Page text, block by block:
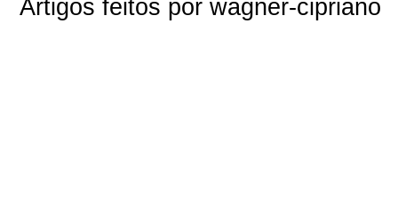
Artigos feitos por wagner-cipriano